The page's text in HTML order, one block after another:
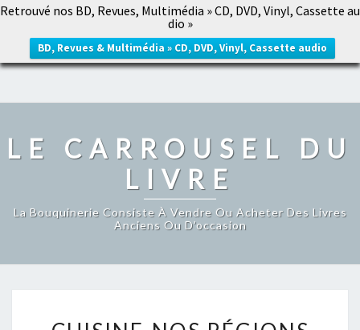
Retrouvé nos BD, Revues, Multimédia » CD, DVD, Vinyl, Cassette au
dio »
BD, Revues & Multimédia » CD, DVD, Vinyl, Cassette audio
LE CARROUSEL DU LIVRE
LE CARROUSEL DU
LIVRE
La Bouquinerie Consiste À Vendre Ou Acheter Des Livres
Anciens Ou D’occasion